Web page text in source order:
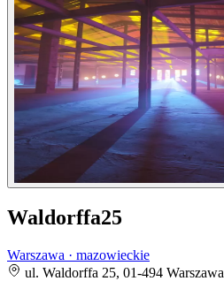
Waldorffa25
Warszawa · mazowieckie
ul. Waldorffa 25, 01-494 Warszawa